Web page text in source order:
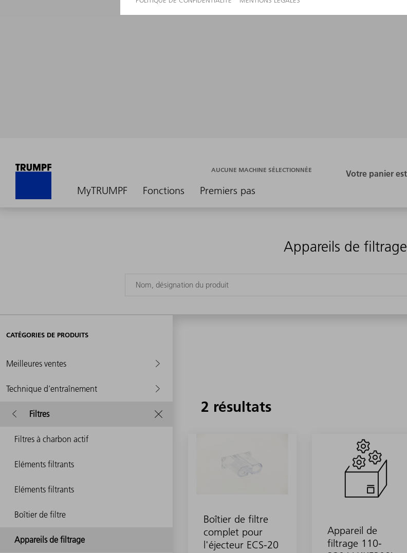
MyTRUMPF Fonctions Premiers pas
AUCUNE MACHINE SÉLECTIONNÉE
Appareils de filtrage
CATÉGORIES DE PRODUITS
Meilleures ventes
Technique d'entraînement
Filtres
Filtres à charbon actif
Eléments filtrants
Eléments filtrants
Boîtier de filtre
Appareils de filtrage
2 résultats
Boîtier de filtre
complet pour
l'éjecteur ECS-20
Appareil de
filtrage 110-